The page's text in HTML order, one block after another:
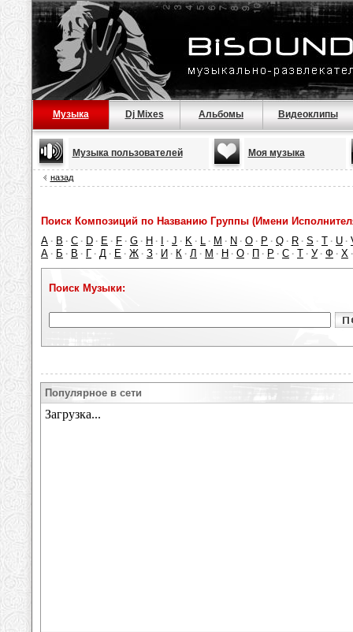
Музыка Dj Mixes Альбомы Видеоклипы
Музыка пользователей Моя музыка
назад
Поиск Композиций по Названию Группы (Имени
A · B · C · D · E · F · G · H · · J · K · L · M · N · O · P · Q · R · S · T · U ·
А · Б · В · Г · Д · Е · Ж · З · И · К · Л · М · Н · О · П · Р · С · Т · У · Ф · Х
Поиск Музыки:
Популярное в сети